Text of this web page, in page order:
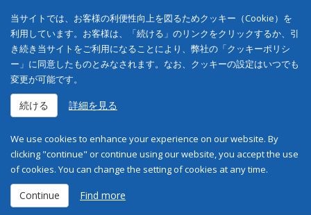
当サイトでは、お客様の利便性向上を図るためクッキー（Cookie）を
利用しています。お客様は、「続ける」のリンクをクリックするか、引
き続き当サイトをご利用になることにより、弊社の「クッキーポリシ
ー」に同意したものとみなされます。なお、クッキーの設定はいつでも
変更が可能です。
続ける 詳細を見る
We use cookies to enhance your experience on our website. By
clicking "continue" or continue using our website, you accept the use
of cookies. You can change the setting of cookies at any time.
Continue Find more